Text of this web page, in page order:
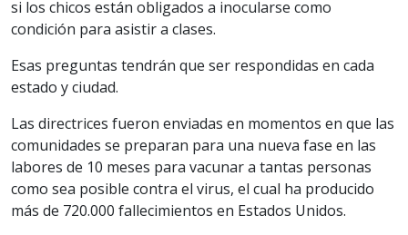
si los chicos están obligados a inocularse como
condición para asistir a clases.
Esas preguntas tendrán que ser respondidas en cada
estado y ciudad.
Las directrices fueron enviadas en momentos en que las
comunidades se preparan para una nueva fase en las
labores de 10 meses para vacunar a tantas personas
como sea posible contra el virus, el cual ha producido
más de 720.000 fallecimientos en Estados Unidos.